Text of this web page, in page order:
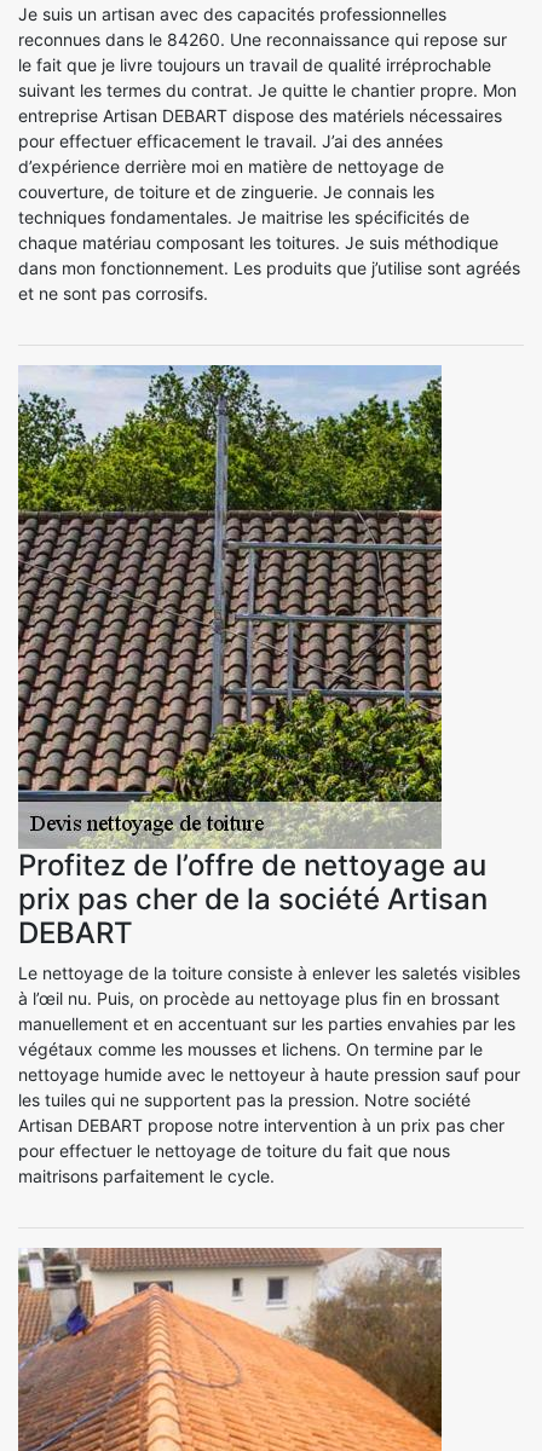
Je suis un artisan avec des capacités professionnelles
reconnues dans le 84260. Une reconnaissance qui repose sur
le fait que je livre toujours un travail de qualité irréprochable
suivant les termes du contrat. Je quitte le chantier propre. Mon
entreprise Artisan DEBART dispose des matériels nécessaires
pour effectuer efficacement le travail. J’ai des années
d’expérience derrière moi en matière de nettoyage de
couverture, de toiture et de zinguerie. Je connais les
techniques fondamentales. Je maitrise les spécificités de
chaque matériau composant les toitures. Je suis méthodique
dans mon fonctionnement. Les produits que j’utilise sont agréés
et ne sont pas corrosifs.
Profitez de l’offre de nettoyage au
prix pas cher de la société Artisan
DEBART
Le nettoyage de la toiture consiste à enlever les saletés visibles
à l’œil nu. Puis, on procède au nettoyage plus fin en brossant
manuellement et en accentuant sur les parties envahies par les
végétaux comme les mousses et lichens. On termine par le
nettoyage humide avec le nettoyeur à haute pression sauf pour
les tuiles qui ne supportent pas la pression. Notre société
Artisan DEBART propose notre intervention à un prix pas cher
pour effectuer le nettoyage de toiture du fait que nous
maitrisons parfaitement le cycle.